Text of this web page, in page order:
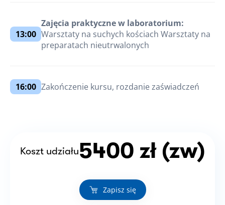
13:00
Zajęcia praktyczne w laboratorium:
Warsztaty na suchych kościach Warsztaty na
preparatach nieutrwalonych
16:00 Zakończenie kursu, rozdanie zaświadczeń
Koszt udziału5400 zł (zw)
Zapisz się